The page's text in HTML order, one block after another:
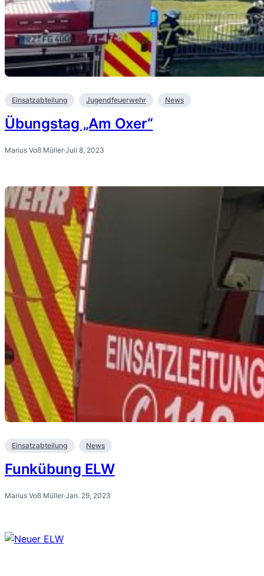
Einsatzabteilung Jugendfeuerwehr News
Übungstag „Am Oxer“
Marius Voß Müller·Juli 8, 2023
Einsatzabteilung News
Funkübung ELW
Marius Voß Müller·Jan. 29, 2023